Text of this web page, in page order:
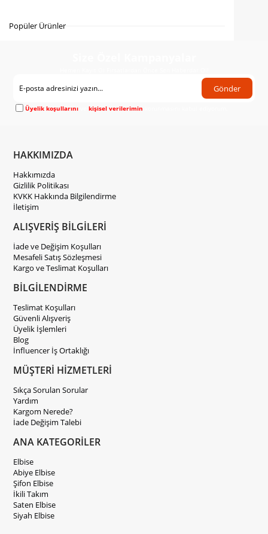
Gönder
Üyelik koşullarını vekişisel verilerimin
HAKKIMIZDA
Hakkımızda
Gizlilik Politikası
KVKK Hakkında Bilgilendirme
İletişim
ALIŞVERİŞ BİLGİLERİ
İade ve Değişim Koşulları
Mesafeli Satış Sözleşmesi
Kargo ve Teslimat Koşulları
BİLGİLENDİRME
Teslimat Koşulları
Güvenli Alışveriş
Üyelik İşlemleri
Blog
İnfluencer İş Ortaklığı
MÜŞTERİ HİZMETLERİ
Sıkça Sorulan Sorular
Yardım
Kargom Nerede?
İade Değişim Talebi
ANA KATEGORİLER
Elbise
Abiye Elbise
Şifon Elbise
İkili Takım
Saten Elbise
Siyah Elbise
Popüler Ürünler